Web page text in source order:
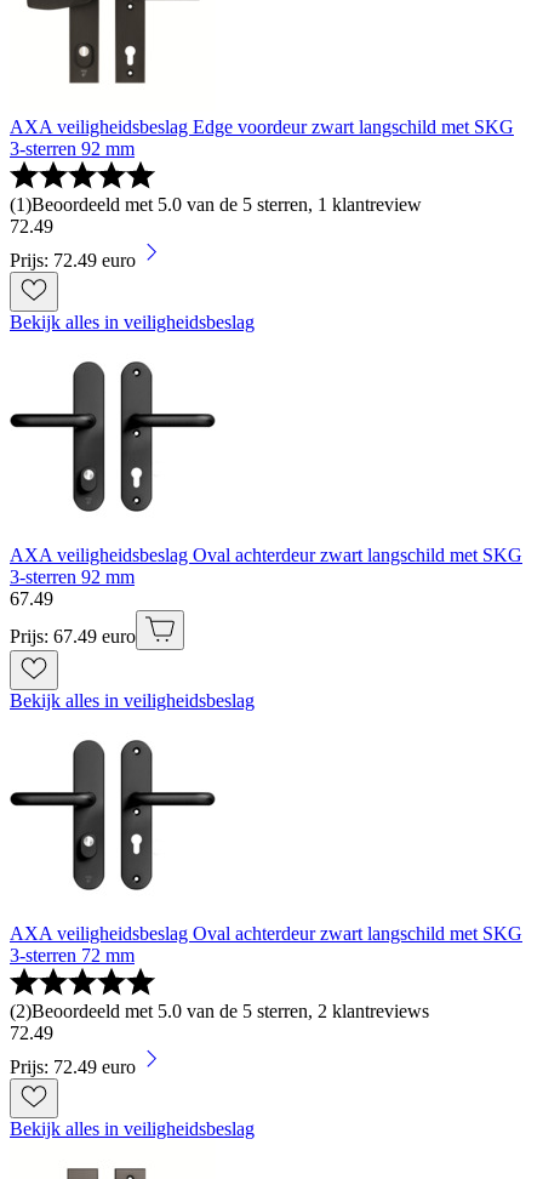
AXA veiligheidsbeslag Edge voordeur zwart langschild met SKG
3-sterren 92 mm
(1)Beoordeeld met 5.0 van de 5 sterren, 1 klantreview
72.49
Prijs: 72.49 euro
Bekijk alles in veiligheidsbeslag
AXA veiligheidsbeslag Oval achterdeur zwart langschild met SKG
3-sterren 92 mm
67.49
Prijs: 67.49 euro
Bekijk alles in veiligheidsbeslag
AXA veiligheidsbeslag Oval achterdeur zwart langschild met SKG
3-sterren 72 mm
(2)Beoordeeld met 5.0 van de 5 sterren, 2 klantreviews
72.49
Prijs: 72.49 euro
Bekijk alles in veiligheidsbeslag